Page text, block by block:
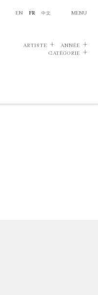
EN FR 中文 MENU
ARTISTE
ANNÉE
CATÉGORIE